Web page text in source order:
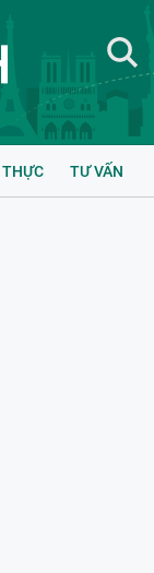
TƯ VẤN